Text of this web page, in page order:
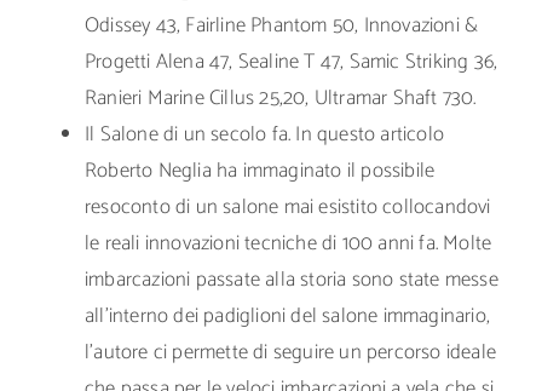
Odissey 43, Fairline Phantom 50, Innovazioni &
Progetti Alena 47, Sealine T 47, Samic Striking 36,
Ranieri Marine Cillus 25,20, Ultramar Shaft 730.
Il Salone di un secolo fa. In questo articolo
Roberto Neglia ha immaginato il possibile
resoconto di un salone mai esistito collocandovi
le reali innovazioni tecniche di 100 anni fa. Molte
imbarcazioni passate alla storia sono state messe
all’interno dei padiglioni del salone immaginario,
l’autore ci permette di seguire un percorso ideale